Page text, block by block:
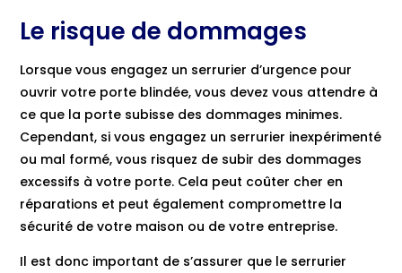
Le risque de dommages
Lorsque vous engagez un serrurier d’urgence pour
ouvrir votre porte blindée, vous devez vous attendre à
ce que la porte subisse des dommages minimes.
Cependant, si vous engagez un serrurier inexpérimenté
ou mal formé, vous risquez de subir des dommages
excessifs à votre porte. Cela peut coûter cher en
réparations et peut également compromettre la
sécurité de votre maison ou de votre entreprise.
Il est donc important de s’assurer que le serrurier